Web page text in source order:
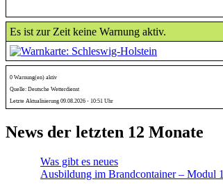
Es ist zur Zeit keine Warnung aktiv.
0 Warnung(en) aktiv
Quelle: Deutsche Wetterdienst
Letzte Aktualisierung 09.08.2026 - 10:51 Uhr
News der letzten 12 Monate
Was gibt es neues
Ausbildung im Brandcontainer – Modul 1